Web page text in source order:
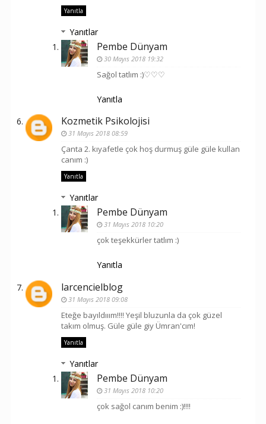
Yanıtla
Yanıtlar
Pembe Dünyam
30 Mayıs 2018 19:32
Sağol tatlım :)♡♡♡
Yanıtla
Kozmetik Psikolojisi
31 Mayıs 2018 08:59
Çanta 2. kıyafetle çok hoş durmuş güle güle kullan
canım :)
Yanıtla
Yanıtlar
Pembe Dünyam
31 Mayıs 2018 10:20
çok teşekkürler tatlım :)
Yanıtla
larcencielblog
31 Mayıs 2018 09:08
Eteğe bayıldııım!!!! Yeşil bluzunla da çok güzel
takım olmuş. Güle güle giy Ümran'cım!
Yanıtla
Yanıtlar
Pembe Dünyam
31 Mayıs 2018 10:20
çok sağol canım benim :)!!!!